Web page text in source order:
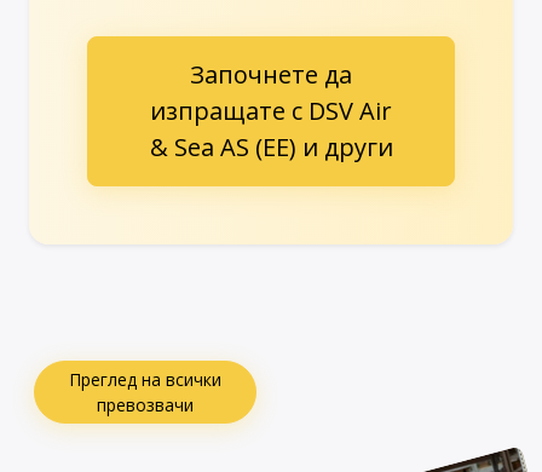
Започнете да
изпращате с DSV Air
& Sea AS (EE) и други
Преглед на всички
превозвачи